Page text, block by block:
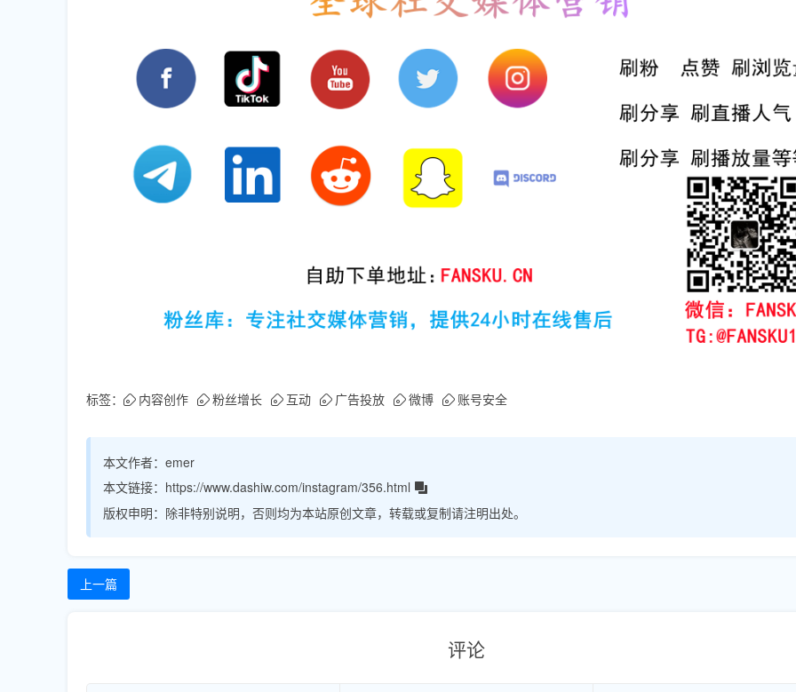
标签： 内容创作 粉丝增长 互动 广告投放 微博 账号安全
本文作者： emer
本文链接： https://www.dashiw.com/instagram/356.html
版权申明： 除非特别说明，否则均为本站原创文章，转载或复制请注明出处。
上一篇
评论